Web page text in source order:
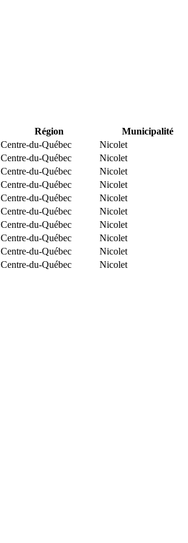
Région Municipalité
Centre-du-Québec
Nicolet
Centre-du-Québec
Nicolet
Centre-du-Québec
Nicolet
Centre-du-Québec
Nicolet
Centre-du-Québec
Nicolet
Centre-du-Québec
Nicolet
Centre-du-Québec
Nicolet
Centre-du-Québec
Nicolet
Centre-du-Québec
Nicolet
Centre-du-Québec Nicolet